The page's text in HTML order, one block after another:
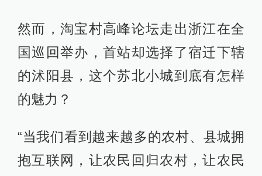
然而，淘宝村高峰论坛走出浙江在全
国巡回举办，首站却选择了宿迁下辖
的沭阳县，这个苏北小城到底有怎样
的魅力？
“当我们看到越来越多的农村、县城拥
抱互联网，让农民回归农村，让农民